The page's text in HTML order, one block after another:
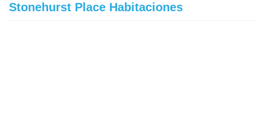
Stonehurst Place Habitaciones